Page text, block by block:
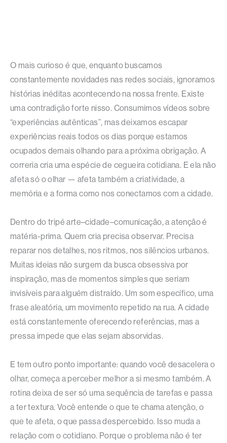
O mais curioso é que, enquanto buscamos
constantemente novidades nas redes sociais, ignoramos
histórias inéditas acontecendo na nossa frente. Existe
uma contradição forte nisso. Consumimos vídeos sobre
“experiências autênticas”, mas deixamos escapar
experiências reais todos os dias porque estamos
ocupados demais olhando para a próxima obrigação. A
correria cria uma espécie de cegueira cotidiana. E ela não
afeta só o olhar — afeta também a criatividade, a
memória e a forma como nos conectamos com a cidade.
Dentro do tripé arte–cidade–comunicação, a atenção é
matéria-prima. Quem cria precisa observar. Precisa
reparar nos detalhes, nos ritmos, nos silêncios urbanos.
Muitas ideias não surgem da busca obsessiva por
inspiração, mas de momentos simples que seriam
invisíveis para alguém distraído. Um som específico, uma
frase aleatória, um movimento repetido na rua. A cidade
está constantemente oferecendo referências, mas a
pressa impede que elas sejam absorvidas.
E tem outro ponto importante: quando você desacelera o
olhar, começa a perceber melhor a si mesmo também. A
rotina deixa de ser só uma sequência de tarefas e passa
a ter textura. Você entende o que te chama atenção, o
que te afeta, o que passa despercebido. Isso muda a
relação com o cotidiano. Porque o problema não é ter